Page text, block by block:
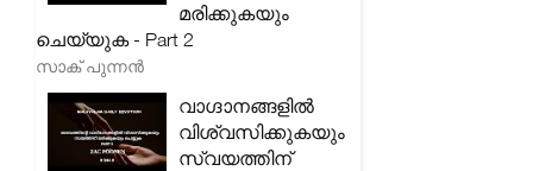
മരിക്കുകയും
ചെയ്യുക - Part 2
സാക് പുന്നൻ
വാഗ്ദാനങ്ങളിൽ
വിശ്വസിക്കുകയും
സ്വയത്തിന്